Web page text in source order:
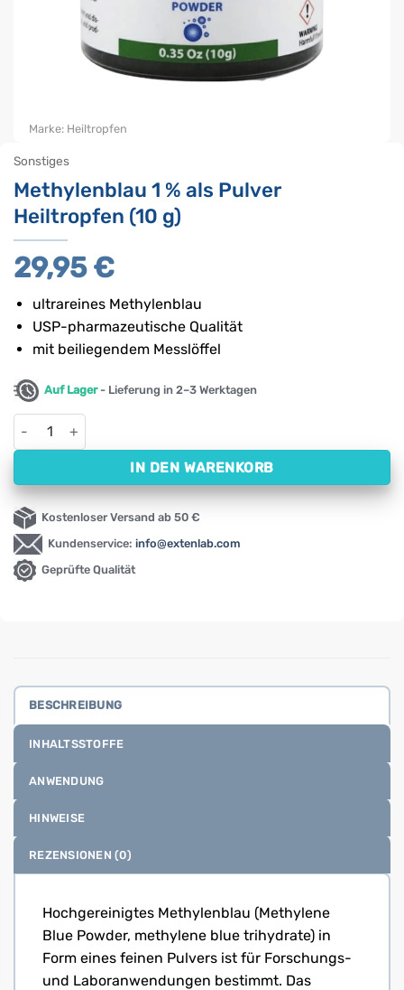
Sonstiges
Methylenblau 1 % als Pulver
Heiltropfen (10 g)
29,95€
ultrareines Methylenblau
USP-pharmazeutische Qualität
mit beiliegendem Messlöffel
Auf Lager- Lieferung in 2–3 Werktagen
Methylenblau 1 % als Pulver Heiltropfen (10 g) Menge
IN DEN WARENKORB
Kostenloser Versand ab 50 €
Kundenservice: info@extenlab.com
Geprüfte Qualität
Marke: Heiltropfen
BESCHREIBUNG
INHALTSSTOFFE
ANWENDUNG
HINWEISE
REZENSIONEN (0)
Hochgereinigtes Methylenblau (Methylene
Blue Powder, methylene blue trihydrate) in
Form eines feinen Pulvers ist für Forschungs-
und Laboranwendungen bestimmt. Das